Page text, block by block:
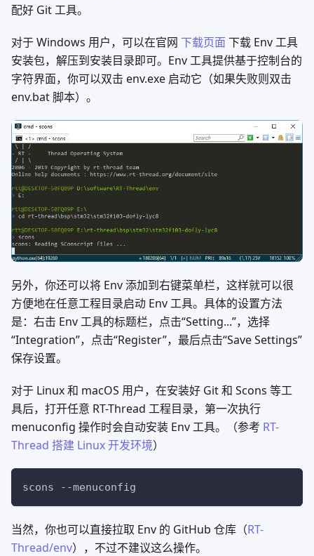
配好 Git 工具。
对于 Windows 用户，可以在官网 下载页面 下载 Env 工具
安装包，解压到安装目录即可。Env 工具提供基于控制台的
字符界面，你可以双击 env.exe 启动它（如果失败则双击
env.bat 脚本）。
另外，你还可以将 Env 添加到右键菜单栏，这样就可以很
方便地在任意工程目录启动 Env 工具。具体的设置方法
是：右击 Env 工具的标题栏，点击“Setting...”，选择
“Integration”，点击“Register”，最后点击“Save Settings”
保存设置。
对于 Linux 和 macOS 用户，在安装好 Git 和 Scons 等工
具后，打开任意 RT-Thread 工程目录，第一次执行
menuconfig 操作时会自动安装 Env 工具。（参考 RT-
Thread 搭建 Linux 开发环境）
scons --menuconfig
当然，你也可以直接拉取 Env 的 GitHub 仓库（RT-
Thread/env），不过不建议这么操作。